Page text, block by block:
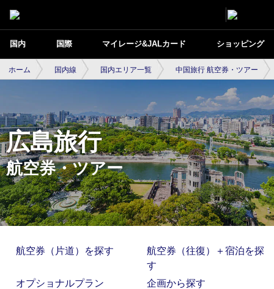
国内 国際 マイレージ&JALカード ショッピング
ホーム 国内線 国内エリア一覧 中国旅行 航空券・ツアー
広島旅行
航空券・ツアー
航空券（片道）を探す
航空券（往復）＋宿泊を探
す
オプショナルプラン
企画から探す